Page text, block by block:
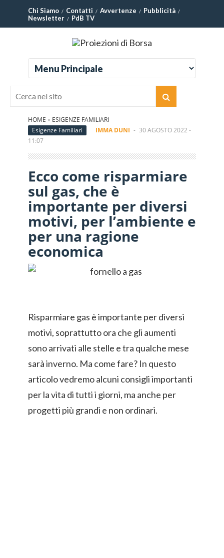
Chi Siamo Contatti Avvertenze
Pubblicità
Newsletter
PdB TV
HOME » ESIGENZE FAMILIARI
Esigenze Familiari
IMMA DUNI - 30 AGOSTO 2022 -
11:07
Ecco come risparmiare
sul gas, che è
importante per diversi
motivi, per l’ambiente e
per una ragione
economica
Risparmiare gas è importante per diversi
motivi, soprattutto ora che gli aumenti
sono arrivati alle stelle e tra qualche mese
sarà inverno. Ma come fare? In questo
articolo vedremo alcuni consigli importanti
per la vita di tutti i giorni, ma anche per
progetti più grandi e non ordinari.